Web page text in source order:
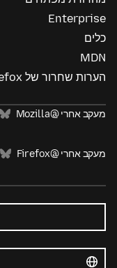
Enterprise
כלים
MDN
הערות שחרור של Firefox
מעקב אחרי @Mozilla
מעקב אחרי @Firefox
השפות
שפה